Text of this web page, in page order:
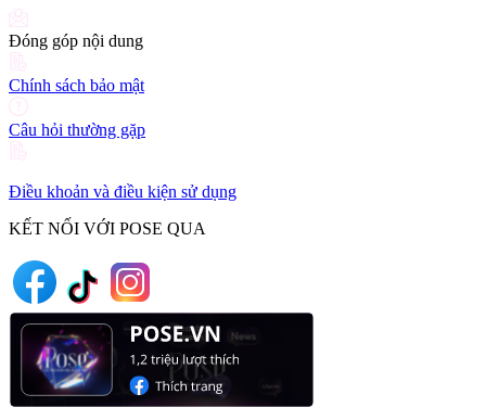
Đóng góp nội dung
Chính sách bảo mật
Câu hỏi thường gặp
Điều khoản và điều kiện sử dụng
KẾT NỐI VỚI POSE QUA